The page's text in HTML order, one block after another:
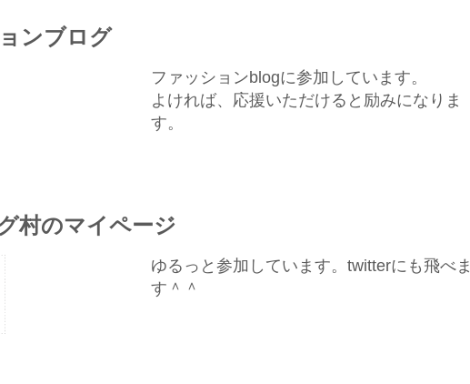
ンブログ
ファッションblogに参加しています。
よければ、応援いただけると励みになりま
す。
村のマイページ
ゆるっと参加しています。twitterにも飛べま
す＾＾